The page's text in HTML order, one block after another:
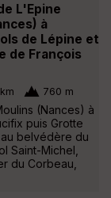
L'Epine
à
de Lépine et
de François
km 760 m
(Nances) à
puis Grotte
belvédère du
Saint-Michel,
du Corbeau,